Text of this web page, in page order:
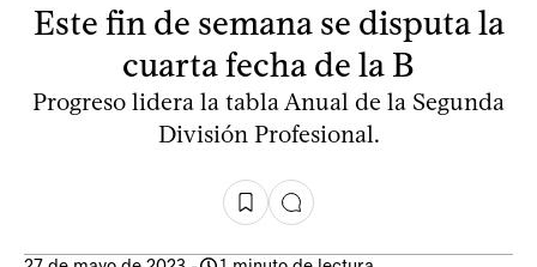
Este fin de semana se disputa la
cuarta fecha de la B
Progreso lidera la tabla Anual de la Segunda
División Profesional.